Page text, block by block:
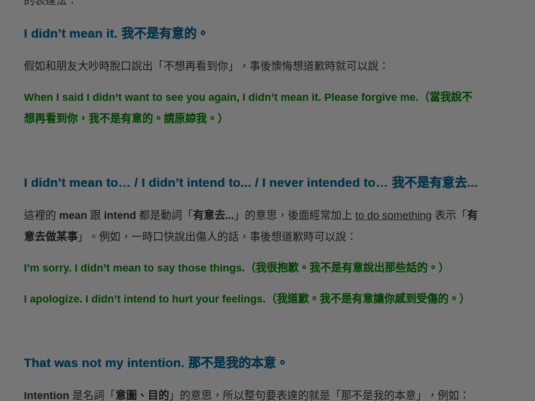
I didn’t mean it. 我不是有意的。
假如和朋友大吵時脫口說出「不想再看到你」，事後懊悔想道歉時就可以說：
When I said I didn’t want to see you again, I didn’t mean it. Please forgive me.（當我說不
想再看到你，我不是有意的。請原諒我。）
I didn’t mean to… / I didn’t intend to... / I never intended to… 我不是有意去...
這裡的 mean 跟 intend 都是動詞「 有意去... 」的意思，後面經常加上 to do something 表示「 有
意去做某事 」。例如，一時口快說出傷人的話，事後想道歉時可以說：
I’m sorry. I didn’t mean to say those things.（我很抱歉。我不是有意說出那些話的。）
I apologize. I didn’t intend to hurt your feelings.（我道歉。我不是有意讓你感到受傷的。）
That was not my intention. 那不是我的本意。
Intention 是名詞「 意圖、目的 」的意思，所以整句要表達的就是「那不是我的本意」，例如：